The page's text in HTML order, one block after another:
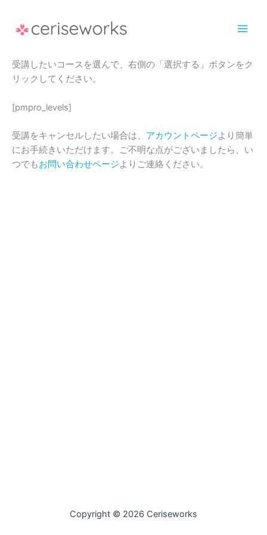
content
受講したいコースを選んで、右側の「選択する」ボタンをク
リックしてください。
[pmpro_levels]
受講をキャンセルしたい場合は、 アカウントページより簡単
にお手続きいただけます。ご不明な点がございましたら、い
つでもお問い合わせページよりご連絡ください。
Copyright © 2026 Ceriseworks